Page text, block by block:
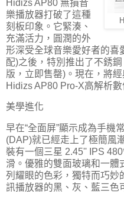
Hidizs AP80 無損音
樂播放器打破了這種
刻板印象。它緊湊、
充滿活力，圓潤的外
形深受全球音樂愛好者的喜
配)之後，特別推出了不銹
版，立即售罄)。現在，將
Hidizs AP80 Pro-X高解析數
美學進化
早在“全面屏”顯示成為手機
(DAP)就已經走上了極簡風
裝有一個三星 2.45'' IPS
滑。優雅的雙面玻璃和一體
列耀眼的色彩，獨特而巧妙
訊播放器的黑、灰、藍三色